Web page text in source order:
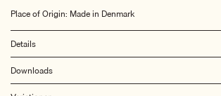
Place of Origin: Made in Denmark
Details
Downloads